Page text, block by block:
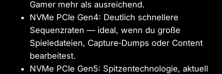
Gamer mehr als ausreichend.
NVMe PCIe Gen4: Deutlich schnellere
Sequenzraten — ideal, wenn du große
Spieledateien, Capture‑Dumps oder Content
bearbeitest.
NVMe PCIe Gen5: Spitzentechnologie, aktuell